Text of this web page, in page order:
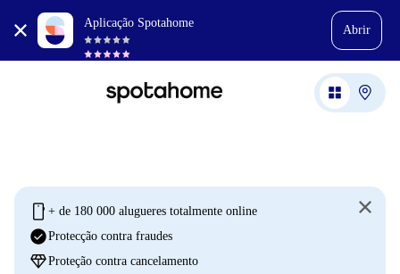
Aplicação Spotahome
Abrir
mobile + de 180 000 alugueres totalmente online
check_circleProtecção contra fraudes
diamondProteção contra cancelamento